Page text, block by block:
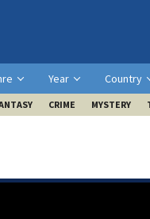
Year Country
CRIME MYSTERY